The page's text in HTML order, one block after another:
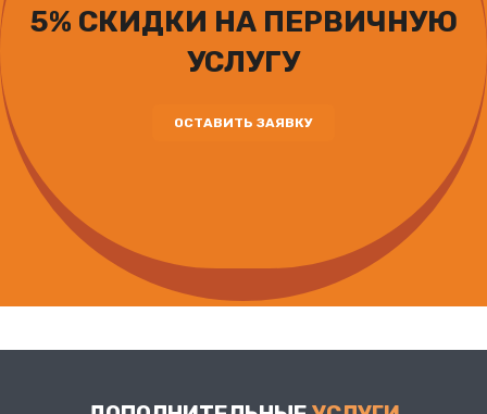
5% СКИДКИ НА ПЕРВИЧНУЮ
УСЛУГУ
ОСТАВИТЬ ЗАЯВКУ